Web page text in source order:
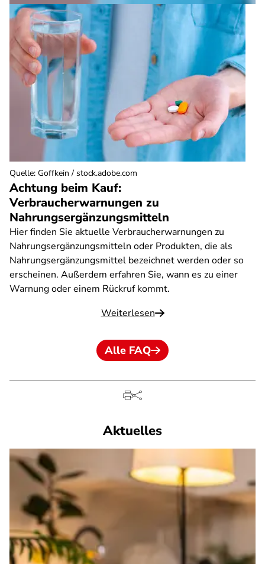
Achtung beim Kauf:
Verbraucherwarnungen zu
Nahrungsergänzungsmitteln
Hier finden Sie aktuelle Verbraucherwarnungen zu
Nahrungsergänzungsmitteln oder Produkten, die als
Nahrungsergänzungsmittel bezeichnet werden oder so
erscheinen. Außerdem erfahren Sie, wann es zu einer
Warnung oder einem Rückruf kommt.
Weiterlesen
Quelle: Goffkein / stock.adobe.com
Alle FAQ
Aktuelles